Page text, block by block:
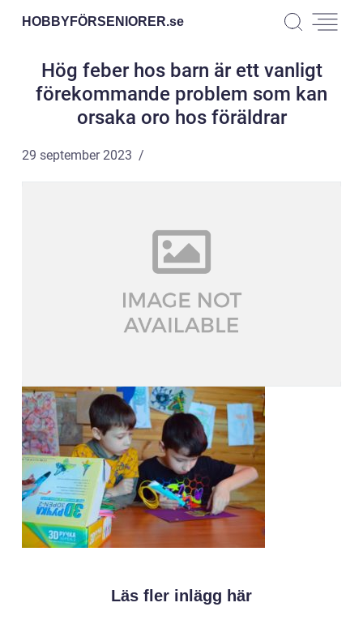
HOBBYFÖRSENIORER.se
Hög feber hos barn är ett vanligt
förekommande problem som kan
orsaka oro hos föräldrar
29 september 2023
Läs fler inlägg här